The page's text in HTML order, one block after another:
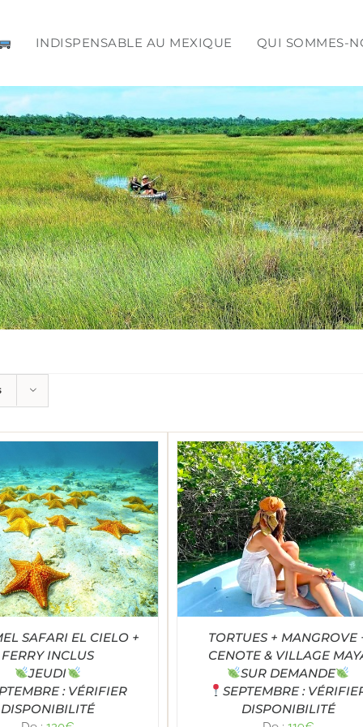
INDISPENSABLE AU MEXIQUE QUI SOMMES-
SAFARI EL CIELO +
FERRY INCLUS
JEUDI
: VÉRIFIER
DISPONIBILITÉ
Note5.00
sur 5
OPTIONS / DÉTAILS
TORTUES + MANGROVE
CENOTE & VILLAGE
SUR DEMANDE
SEPTEMBRE :
DISPONIBILITÉ